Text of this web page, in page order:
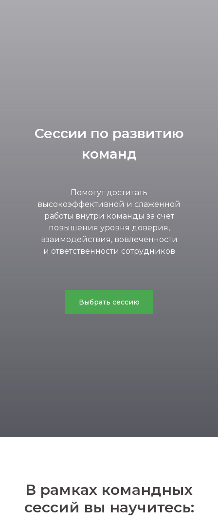
Сессии по развитию
команд
Помогут достигать
высокоэффективной и слаженной
работы внутри команды за счет
повышения уровня доверия,
взаимодействия, вовлеченности
и ответственности сотрудников
Выбрать сессию
В рамках командных
сессий вы научитесь: